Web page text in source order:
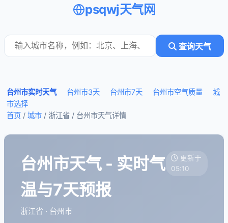
psqwj天气网
查询天气
台州市实时天气 台州市3天 台州市7天 台州市空气质量
城
市选择
首页 / 城市 / 浙江省 / 台州市天气详情
台州市天气 - 实时气
温与7天预报
浙江省 · 台州市
更新于
05:10